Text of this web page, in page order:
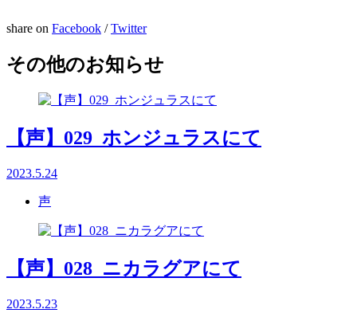
share on Facebook /Twitter
その他のお知らせ
【声】029_ホンジュラスにて
2023.5.24
声
【声】028_ニカラグアにて
2023.5.23